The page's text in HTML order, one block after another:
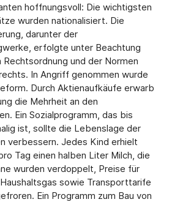
hoffnungsvoll: Die wichtigsten
wurden nationalisiert. Die
darunter der
erfolgte unter Beachtung
Rechtsordnung und der Normen
In Angriff genommen wurde
Durch Aktienaufkäufe erwarb
die Mehrheit an den
Ein Sozialprogramm, das bis
ist, sollte die Lebenslage der
verbessern. Jedes Kind erhielt
Tag einen halben Liter Milch, die
wurden verdoppelt, Preise für
sowie Transporttarife
Ein Programm zum Bau von